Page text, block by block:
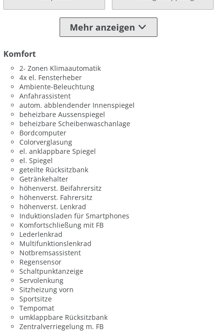
Mehr anzeigen
Komfort
2- Zonen Klimaautomatik
4x el. Fensterheber
Ambiente-Beleuchtung
Anfahrassistent
autom. abblendender Innenspiegel
beheizbare Aussenspiegel
beheizbare Scheibenwaschanlage
Bordcomputer
Colorverglasung
el. anklappbare Spiegel
el. Spiegel
geteilte Rücksitzbank
Getränkehalter
höhenverst. Beifahrersitz
höhenverst. Fahrersitz
höhenverst. Lenkrad
Induktionsladen für Smartphones
Komfortschließung mit FB
Lederlenkrad
Multifunktionslenkrad
Notbremsassistent
Regensensor
Schaltpunktanzeige
Servolenkung
Sitzheizung vorn
Sportsitze
Tempomat
umklappbare Rücksitzbank
Zentralverriegelung m. FB